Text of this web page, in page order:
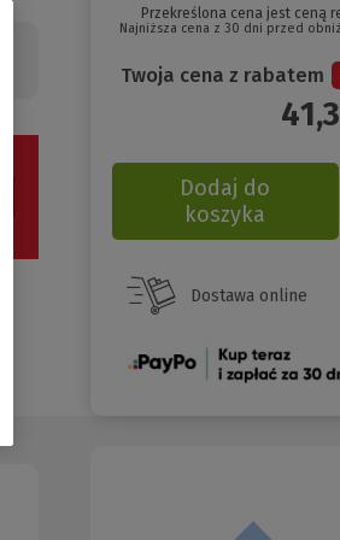
Przekreślona cena jest ceną
Najniższa cena z 30 dni przed
Twoja cena z rabatem
Dodaj do
koszyka
Dostawa online
(Nowe